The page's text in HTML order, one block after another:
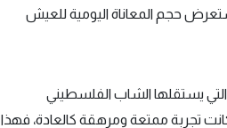
حجم المعاناة اليومية للعيش
يستقلها الشاب الفلسطيني
تجربة ممتعة ومرهقة كالعادة، فهذا